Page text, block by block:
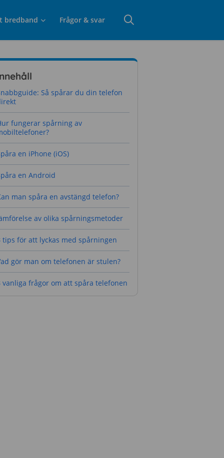
bredband Frågor & svar
Så spårar du din telefon
fungerar spårning av
en iPhone (iOS)
en Android
man spåra en avstängd telefon?
av olika spårningsmetoder
tips för att lyckas med spårningen
gör man om telefonen är stulen?
vanliga frågor om att spåra telefonen